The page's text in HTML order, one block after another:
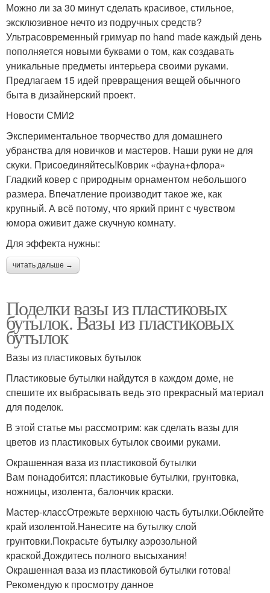
Можно ли за 30 минут сделать красивое, стильное,
эксклюзивное нечто из подручных средств?
Ультрасовременный гримуар по hand made каждый день
пополняется новыми буквами о том, как создавать
уникальные предметы интерьера своими руками.
Предлагаем 15 идей превращения вещей обычного
быта в дизайнерский проект.
Новости СМИ2
Экспериментальное творчество для домашнего
убранства для новичков и мастеров. Наши руки не для
скуки. Присоединяйтесь!Коврик «фауна+флора»
Гладкий ковер с природным орнаментом небольшого
размера. Впечатление производит такое же, как
крупный. А всё потому, что яркий принт с чувством
юмора оживит даже скучную комнату.
Для эффекта нужны:
читать дальше →
Поделки вазы из пластиковых
бутылок. Вазы из пластиковых
бутылок
Вазы из пластиковых бутылок
Пластиковые бутылки найдутся в каждом доме, не
спешите их выбрасывать ведь это прекрасный материал
для поделок.
В этой статье мы рассмотрим: как сделать вазы для
цветов из пластиковых бутылок своими руками.
Окрашенная ваза из пластиковой бутылки
Вам понадобится: пластиковые бутылки, грунтовка,
ножницы, изолента, балончик краски.
Мастер-классОтрежьте верхнюю часть бутылки.Обклейте
край изолентой.Нанесите на бутылку слой
грунтовки.Покрасьте бутылку аэрозольной
краской.Дождитесь полного высыхания!
Окрашенная ваза из пластиковой бутылки готова!
Рекомендую к просмотру данное